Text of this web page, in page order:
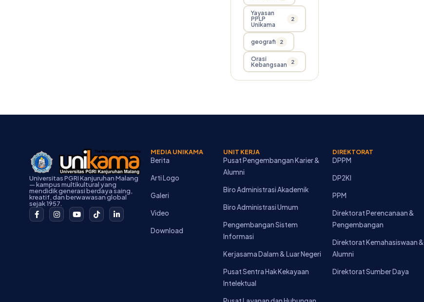
Yayasan
PPLP
Unikama
2
geografi 2
Orasi
Kebangsaan
2
Universitas PGRI Kanjuruhan Malang
— kampus multikultural yang
mendidik generasi berdaya saing,
kreatif, dan berwawasan global
sejak 1957.
F
a
c
I
n
s
Y
o
u
T
i
k
L
i
n
MEDIA UNIKAMA
Berita
Arti Logo
Galeri
Video
Download
UNIT KERJA
Pusat Pengembangan Karier &
Alumni
Biro Administrasi Akademik
Biro Administrasi Umum
Pengembangan Sistem
Informasi
Kerjasama Dalam & Luar Negeri
Pusat Sentra Hak Kekayaan
Intelektual
DIREKTORAT
DPPM
DP2KI
PPM
Direktorat Perencanaan &
Pengembangan
Direktorat Kemahasiswaan &
Alumni
Direktorat Sumber Daya